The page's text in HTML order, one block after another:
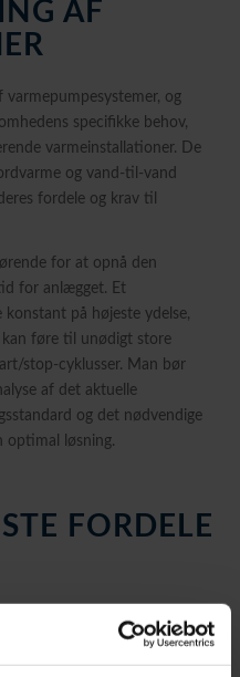
AF
og
specifikke behov,
varmeinstallationer. De
og vand-til-vand
fordele og krav til
for at opnå den
for anlægget. Et
på højeste ydelse,
føre til unødigt store
stop-cyklusser. Man bør
af det aktuelle
og det nødvendige
optimal løsning.
FORDELE
en række markante fordele
fordele strækker sig over